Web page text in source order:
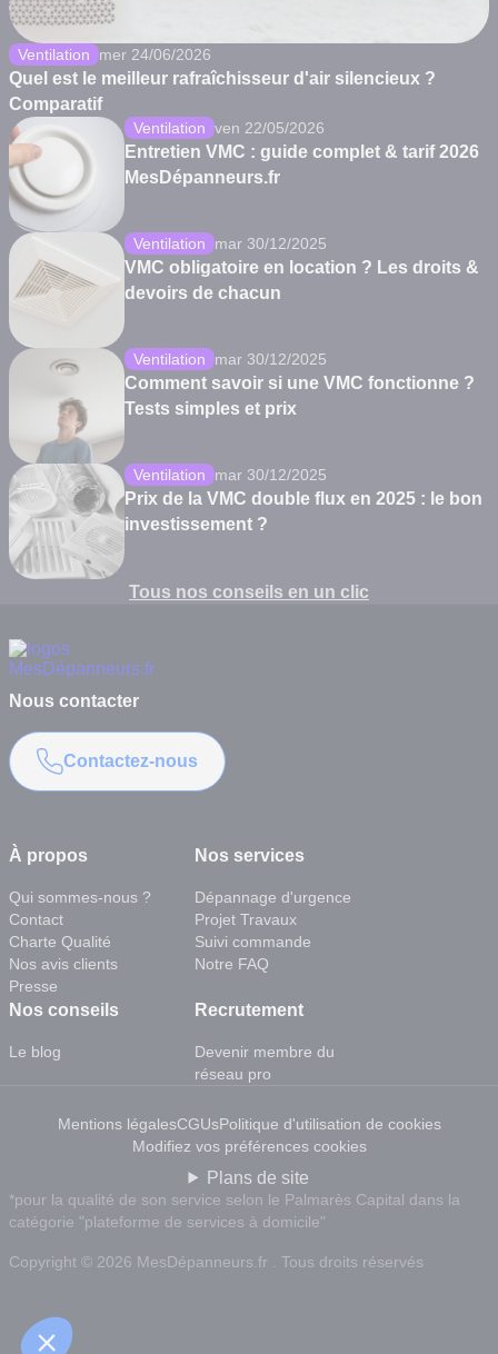
Ventilation mer 24/06/2026
Quel est le meilleur rafraîchisseur d'air silencieux ?
Comparatif
Ventilation ven 22/05/2026
Entretien VMC : guide complet & tarif 2026
MesDépanneurs.fr
Ventilation mar 30/12/2025
VMC obligatoire en location ? Les droits &
devoirs de chacun
Ventilation mar 30/12/2025
Comment savoir si une VMC fonctionne ?
Tests simples et prix
Ventilation mar 30/12/2025
Prix de la VMC double flux en 2025 : le bon
investissement ?
Tous nos conseils en un clic
À propos
Qui sommes-nous ?
Contact
Charte Qualité
Nos avis clients
Presse
Nos services
Dépannage d'urgence
Projet Travaux
Suivi commande
Notre FAQ
Nos conseils
Le blog
Recrutement
Devenir membre du
réseau pro
Nous contacter
Contactez-nous
*pour la qualité de son service selon le Palmarès Capital dans la
catégorie "plateforme de services à domicile"
Copyright © 2026 MesDépanneurs.fr . Tous droits réservés
Mentions légalesCGUsPolitique d'utilisation de cookies
Modifiez vos préférences cookies
Plans de site